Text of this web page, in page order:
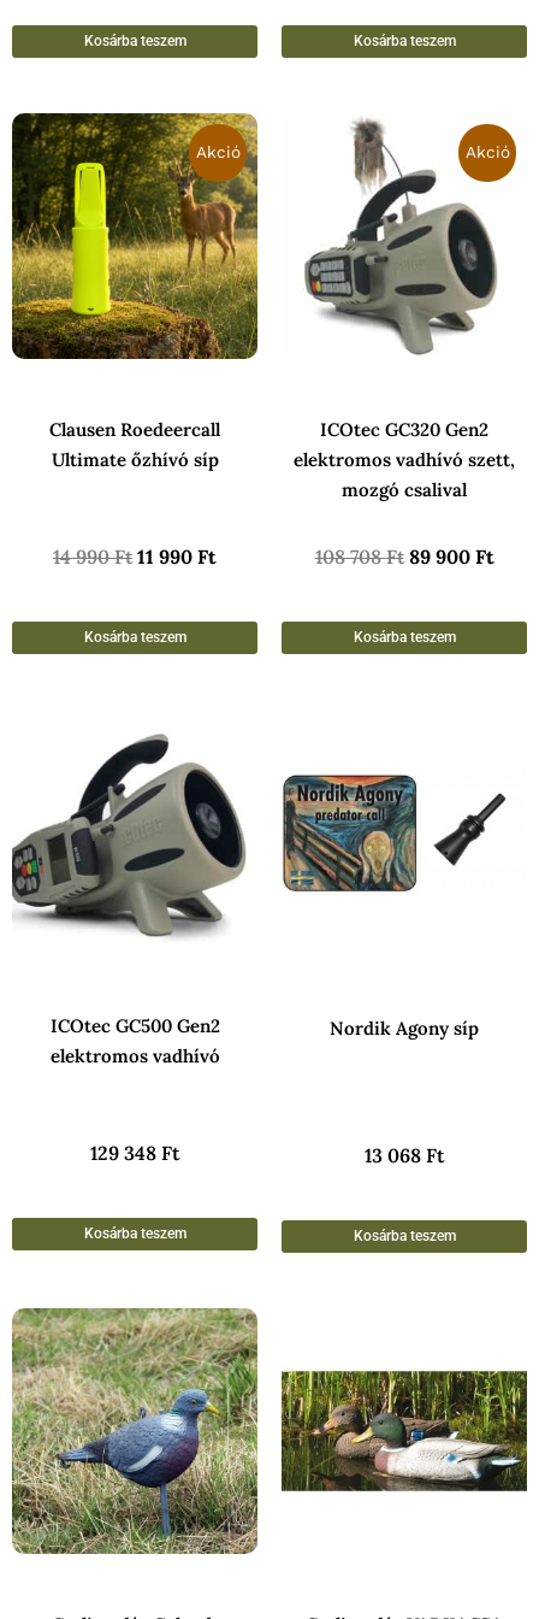
Kosárba teszem Kosárba teszem
Akció
Clausen Roedeercall
Ultimate őzhívó síp
14 990Ft
Original
price
was:
14
990 Ft.
11 990 Ft
Current
price
is:
11
990 Ft.
Kosárba teszem
Akció
ICOtec GC320 Gen2
elektromos vadhívó szett,
mozgó csalival
108 708Ft
Original
was:
108
708 Ft.
89 900 Ft
price
is:
Kosárba teszem
ICOtec GC500 Gen2
elektromos vadhívó
129 348 Ft
Kosárba teszem
Nordik Agony síp
13 068 Ft
Kosárba teszem